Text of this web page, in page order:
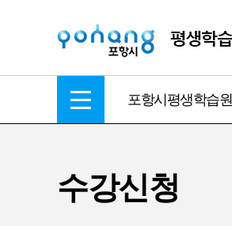
포항시평생학습원
수강신청